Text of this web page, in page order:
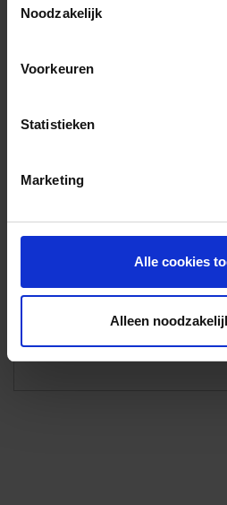
Noodzakelijk
Voorkeuren
Statistieken
Marketing
Alle cookies
Alleen
Algemene informatie
Foto’s ({{photos.length}})